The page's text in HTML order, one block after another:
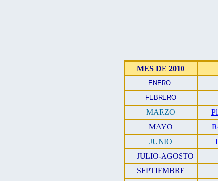
MES DE 2010
ENERO
FEBRERO
MARZO
MAYO
JUNIO
JULIO-AGOSTO
SEPTIEMBRE